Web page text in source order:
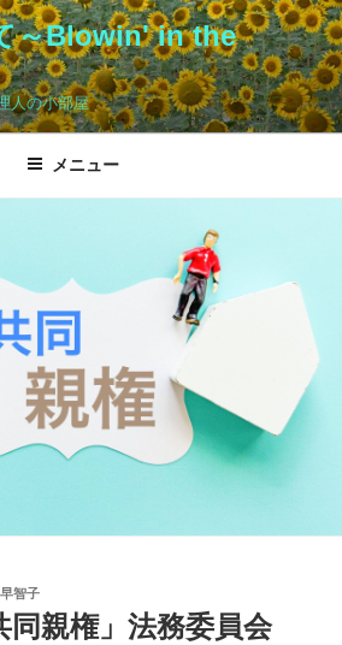
～Blowin' in the
人の小部屋
メニュー
智子
同親権」法務委員会